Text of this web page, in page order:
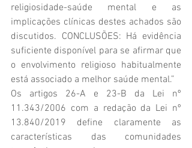
religiosidade-saúde mental e as
implicações clínicas destes achados são
discutidos. CONCLUSÕES: Há evidência
suficiente disponível para se afirmar que
o envolvimento religioso habitualmente
está associado a melhor saúde mental.”
Os artigos 26-A e 23-B da Lei nº
11.343/2006 com a redação da Lei nº
13.840/2019 define claramente as
características das comunidades